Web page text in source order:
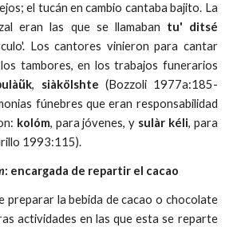
el tucán en cambio cantaba bajito. La
eran las que se llamaban tu' ditsé
Los cantores vinieron para cantar
tambores, en los trabajos funerarios
, siàkölshte (Bozzoli 1977a:185-
fúnebres que eran responsabilidad
kolóm, para jóvenes, y sulàr kéli, para
1993:115).
: encargada de repartir el cacao
preparar la bebida de cacao o chocolate
actividades en las que esta se reparte